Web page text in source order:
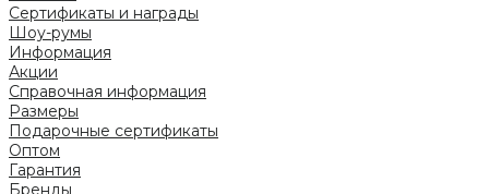
Сертификаты и награды
Шоу-румы
Информация
Акции
Справочная информация
Размеры
Подарочные сертификаты
Оптом
Гарантия
Бренды